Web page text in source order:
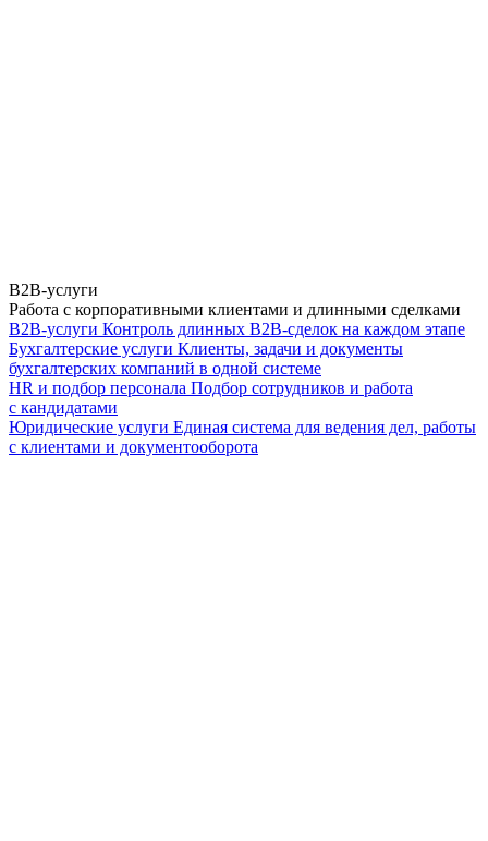
B2B-услуги
Работа с корпоративными клиентами и длинными сделками
B2B-услуги Контроль длинных B2B-сделок на каждом этапе
Бухгалтерские услуги Клиенты, задачи и документы
бухгалтерских компаний в одной системе
HR и подбор персонала Подбор сотрудников и работа
с кандидатами
Юридические услуги Единая система для ведения дел, работы
с клиентами и документооборота